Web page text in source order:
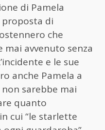
di Pamela
di
che
mai avvenuto senza
e le sue
anche Pamela a
sarebbe mai
quanto
cui “le starlette